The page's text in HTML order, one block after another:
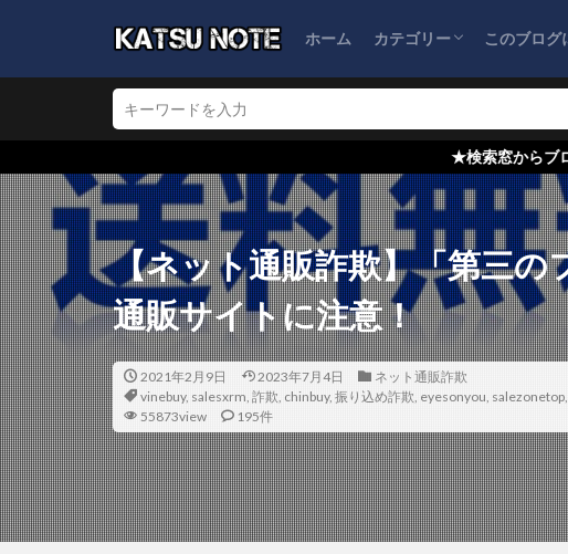
ホーム カテゴリー
ブログ運営
ネット通販詐欺
怪しい会社情報
このブログ
サイトマ
プライバ
お問い合
『詐欺情
ださい！
★検索窓からブログ内検索を！どの
【ネット通販詐欺】「第三の
通販サイトに注意！
2021年2月9日 2023年7月4日
ネット通販詐欺
vinebuy, salesxrm, 詐欺, chinbuy, 振り込め詐欺, eyesonyou, salezonetop,
55873view
195件